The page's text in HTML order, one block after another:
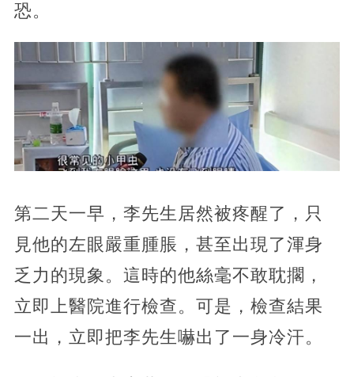
恐。
第二天一早，李先生居然被疼醒了，只
見他的左眼嚴重腫脹，甚至出現了渾身
乏力的現象。這時的他絲毫不敢耽擱，
立即上醫院進行檢查。可是，檢查結果
一出，立即把李先生嚇出了一身冷汗。